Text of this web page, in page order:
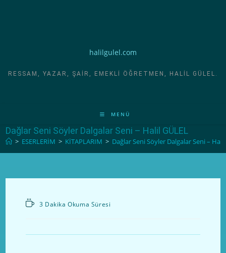
halilgulel.com
RESSAM, YAZAR, ŞAIR, EMEKLI ÖĞRETMEN, HALIL GÜLEL.
MENÜ
Dağlar Seni Söyler Dalgalar Seni – Halil GÜLEL
> ESERLERİM > KİTAPLARIM > Dağlar Seni Söyler Dalgalar Seni – Halil
3 Dakika Okuma Süresi